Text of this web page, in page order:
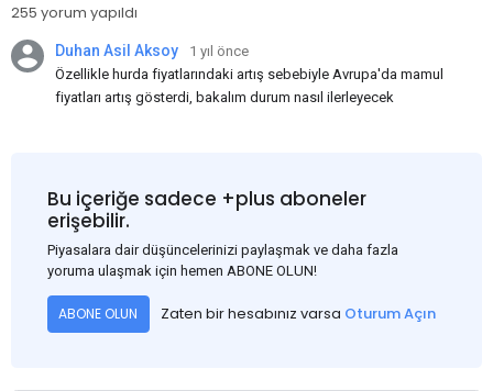
255 yorum yapıldı
Duhan Asil Aksoy
1 yıl önce
Özellikle hurda fiyatlarındaki artış sebebiyle Avrupa'da mamul
fiyatları artış gösterdi, bakalım durum nasıl ilerleyecek
Bu içeriğe sadece +plus aboneler
erişebilir.
Piyasalara dair düşüncelerinizi paylaşmak ve daha fazla
yoruma ulaşmak için hemen ABONE OLUN!
ABONE OLUN Zaten bir hesabınız varsa Oturum Açın